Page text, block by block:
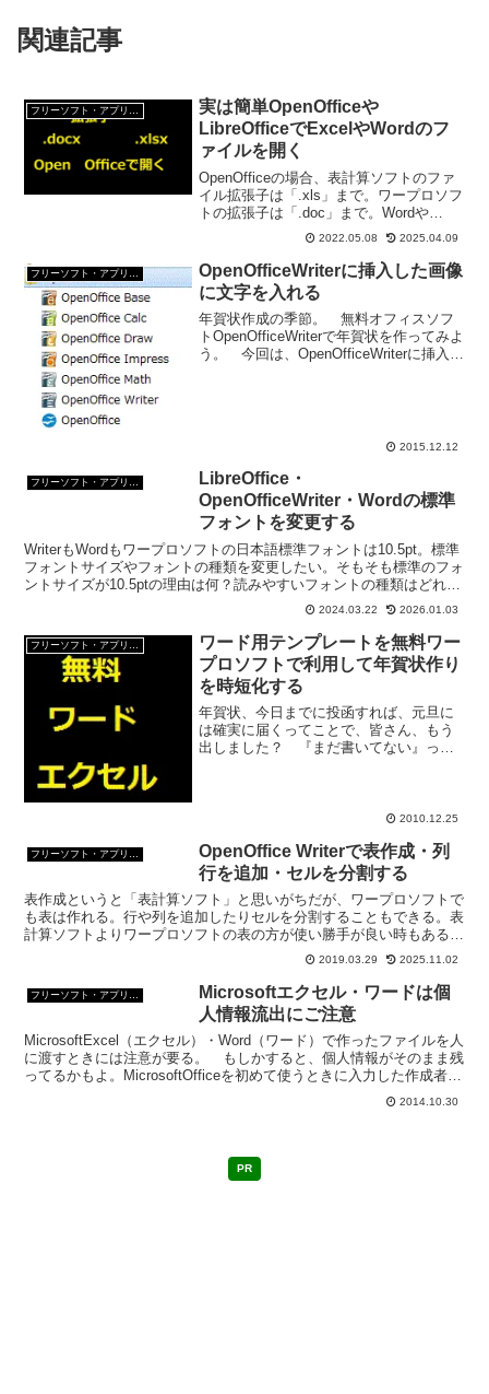
関連記事
実は簡単OpenOfficeや
LibreOfficeでExcelやWordのフ
ァイルを開く
OpenOfficeの場合、表計算ソフトのファ
イル拡張子は「.xls」まで。ワープロソフ
トの拡張子は「.doc」まで。Wordや
Excelと拡張子が対応していないけど、
OpenOfficeでファイルを開くにはどうし
たらいい？
2022.05.08 2025.04.09
OpenOfficeWriterに挿入した画像
に文字を入れる
年賀状作成の季節。 無料オフィスソフ
トOpenOfficeWriterで年賀状を作ってみよ
う。 今回は、OpenOfficeWriterに挿入し
2015.12.12
LibreOffice・
OpenOfficeWriter・Wordの標準
フォントを変更する
WriterもWordもワープロソフトの日本語標準フォントは10.5pt。標準
フォントサイズやフォントの種類を変更したい。そもそも標準のフォ
ントサイズが10.5ptの理由は何？読みやすいフォントの種類はどれ？
2024.03.22 2026.01.03
ワード用テンプレートを無料ワー
プロソフトで利用して年賀状作り
を時短化する
年賀状、今日までに投函すれば、元旦に
は確実に届くってことで、皆さん、もう
出しました？ 『まだ書いてない』って
2010.12.25
OpenOffice Writerで表作成・列
行を追加・セルを分割する
表作成というと「表計算ソフト」と思いがちだが、ワープロソフトで
も表は作れる。行や列を追加したりセルを分割することもできる。表
計算ソフトよりワープロソフトの表の方が使い勝手が良い時もある。
2019.03.29 2025.11.02
フリーソフト・アプリ・Webサービス
Microsoftエクセル・ワードは個
人情報流出にご注意
MicrosoftExcel（エクセル）・Word（ワード）で作ったファイルを人
に渡すときには注意が要る。 もしかすると、個人情報がそのまま残
ってるかもよ。MicrosoftOfficeを初めて使うときに入力した作成者名
2014.10.30
PR